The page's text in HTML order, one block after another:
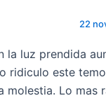
22
luz prendida
ridiculo este
Lo mas